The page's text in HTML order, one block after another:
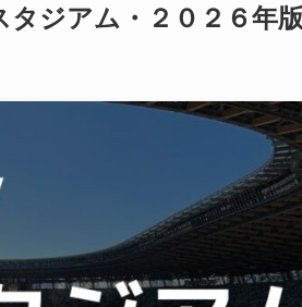
ジアム・２０２６年版